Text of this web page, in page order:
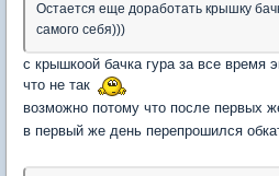
Остается еще доработать крышку
самого себя)))
с крышкоой бачка гура за все время
что не так
возможно потому что после первых
в первый же день перепрошился